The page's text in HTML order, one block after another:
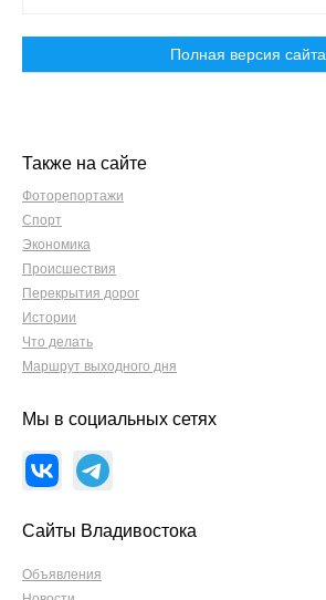
Полная версия сайта
Также на сайте
Фоторепортажи
Спорт
Экономика
Происшествия
Перекрытия дорог
Истории
Что делать
Маршрут выходного дня
Мы в социальных сетях
Сайты Владивостока
Объявления